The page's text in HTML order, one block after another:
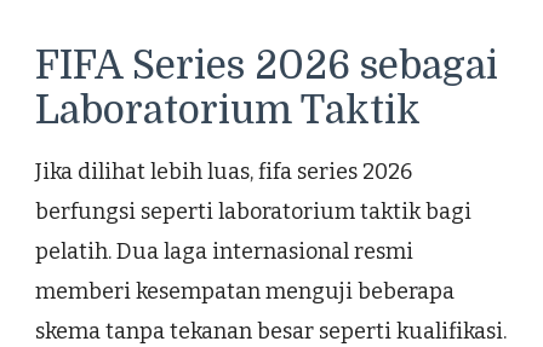
FIFA Series 2026 sebagai
Laboratorium Taktik
Jika dilihat lebih luas, fifa series 2026
berfungsi seperti laboratorium taktik bagi
pelatih. Dua laga internasional resmi
memberi kesempatan menguji beberapa
skema tanpa tekanan besar seperti kualifikasi.